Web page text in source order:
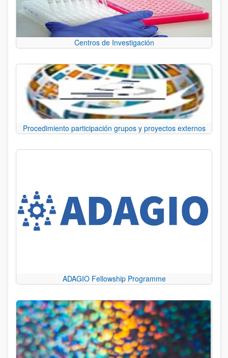
Centros de Investigación
Procedimiento participación grupos y proyectos externos
ADAGIO Fellowship Programme